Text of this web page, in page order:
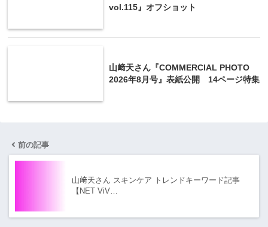
vol.115』オフショット
山﨑天さん『COMMERCIAL PHOTO
2026年8月号』表紙公開 14ページ特集
前の記事
山﨑天さん スキンケア トレンドキーワード記事
【NET ViV…